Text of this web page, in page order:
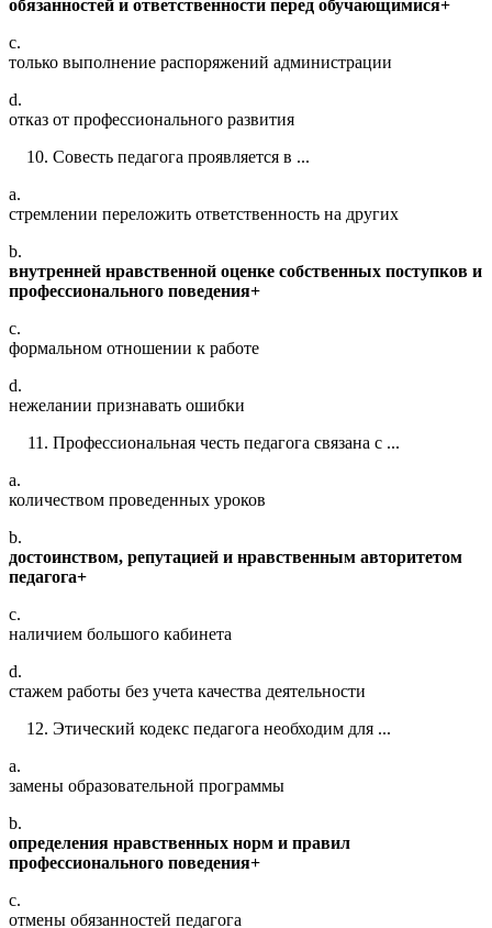
обязанностей и ответственности перед обучающимися+
c.
только выполнение распоряжений администрации
d.
отказ от профессионального развития
Совесть педагога проявляется в ...
a.
стремлении переложить ответственность на других
b.
внутренней нравственной оценке собственных поступков и
профессионального поведения+
c.
формальном отношении к работе
d.
нежелании признавать ошибки
Профессиональная честь педагога связана с ...
a.
количеством проведенных уроков
b.
достоинством, репутацией и нравственным авторитетом
педагога+
c.
наличием большого кабинета
d.
стажем работы без учета качества деятельности
Этический кодекс педагога необходим для ...
a.
замены образовательной программы
b.
определения нравственных норм и правил
профессионального поведения+
c.
отмены обязанностей педагога